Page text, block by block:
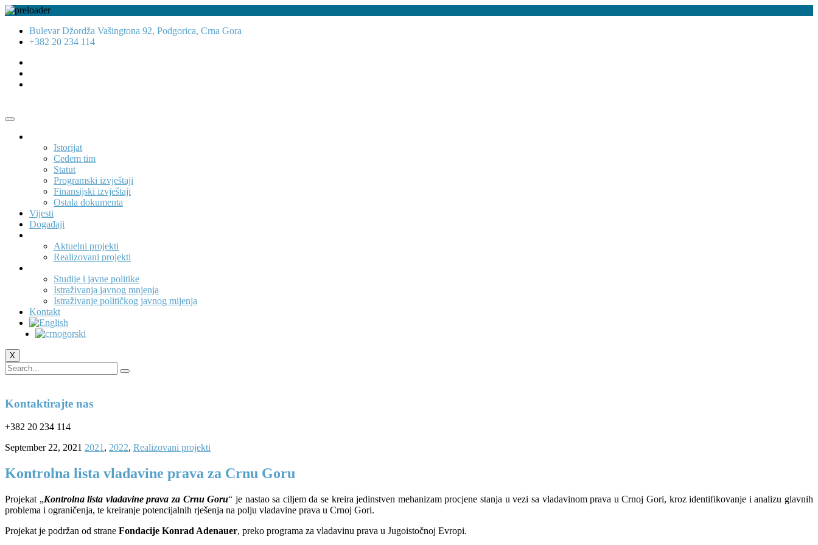
Bulevar Džordža Vašingtona 92, Podgorica, Crna Gora
+382 20 234 114
Istorijat
Cedem tim
Statut
Programski izvještaji
Finansijski izvještaji
Ostala dokumenta
Vijesti
Događaji
Aktuelni projekti
Realizovani projekti
Studije i javne politike
Istraživanja javnog mnjenja
Istraživanje političkog javnog mijenja
Kontakt
X
Kontaktirajte nas
+382 20 234 114
September 22, 2021 2021, 2022, Realizovani projekti
Kontrolna lista vladavine prava za Crnu Goru
Projekat „Kontrolna lista vladavine prava za Crnu Goru“ je nastao sa ciljem da se kreira jedinstven mehanizam procjene stanja u vezi sa vladavinom prava u Crnoj Gori, kroz identifikovanje i analizu glavnih
problema i ograničenja, te kreiranje potencijalnih rješenja na polju vladavine prava u Crnoj Gori.
Projekat je podržan od strane Fondacije Konrad Adenauer, preko programa za vladavinu prava u Jugoistočnoj Evropi.